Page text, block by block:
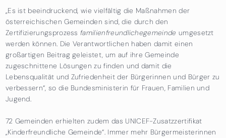
„Es ist beeindruckend, wie vielfältig die Maßnahmen der
österreichischen Gemeinden sind, die durch den
Zertifizierungsprozess familienfreundlichegemeinde umgesetzt
werden können. Die Verantwortlichen haben damit einen
großartigen Beitrag geleistet, um auf ihre Gemeinde
zugeschnittene Lösungen zu finden und damit die
Lebensqualität und Zufriedenheit der Bürgerinnen und Bürger zu
verbessern“, so die Bundesministerin für Frauen, Familien und
Jugend.
72 Gemeinden erhielten zudem das UNICEF-Zusatzzertifikat
„Kinderfreundliche Gemeinde“. Immer mehr Bürgermeisterinnen